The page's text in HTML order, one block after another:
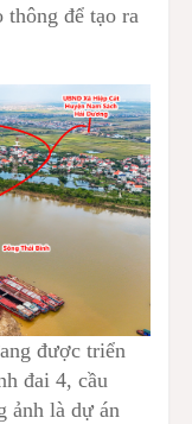
thông để tạo ra
được triển
đai 4, cầu
ảnh là dự án